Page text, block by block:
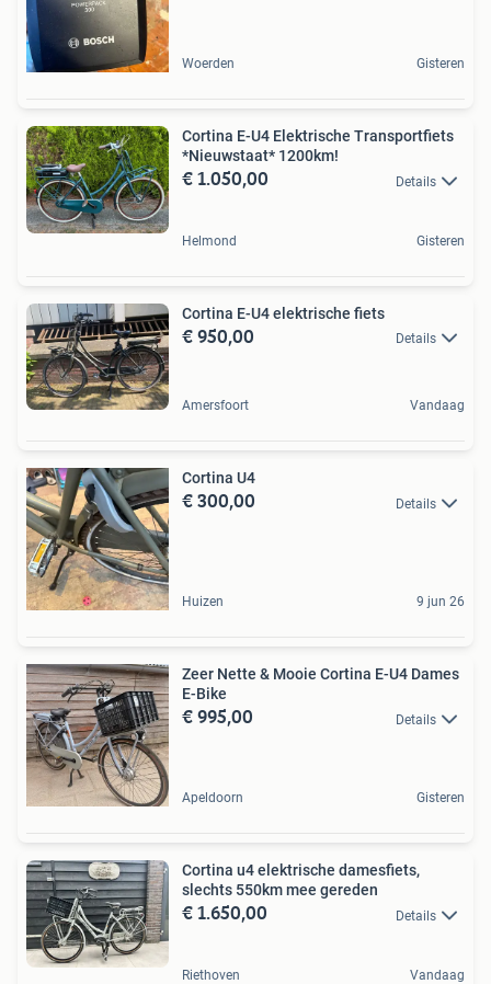
Woerden Gisteren
Cortina E-U4 Elektrische Transportfiets
*Nieuwstaat* 1200km!
€ 1.050,00 Details
Helmond Gisteren
Cortina E-U4 elektrische fiets
€ 950,00 Details
Amersfoort Vandaag
Cortina U4
€ 300,00 Details
Huizen 9 jun 26
Zeer Nette & Mooie Cortina E-U4 Dames
E-Bike
€ 995,00 Details
Apeldoorn Gisteren
Cortina u4 elektrische damesfiets,
slechts 550km mee gereden
€ 1.650,00 Details
Riethoven Vandaag